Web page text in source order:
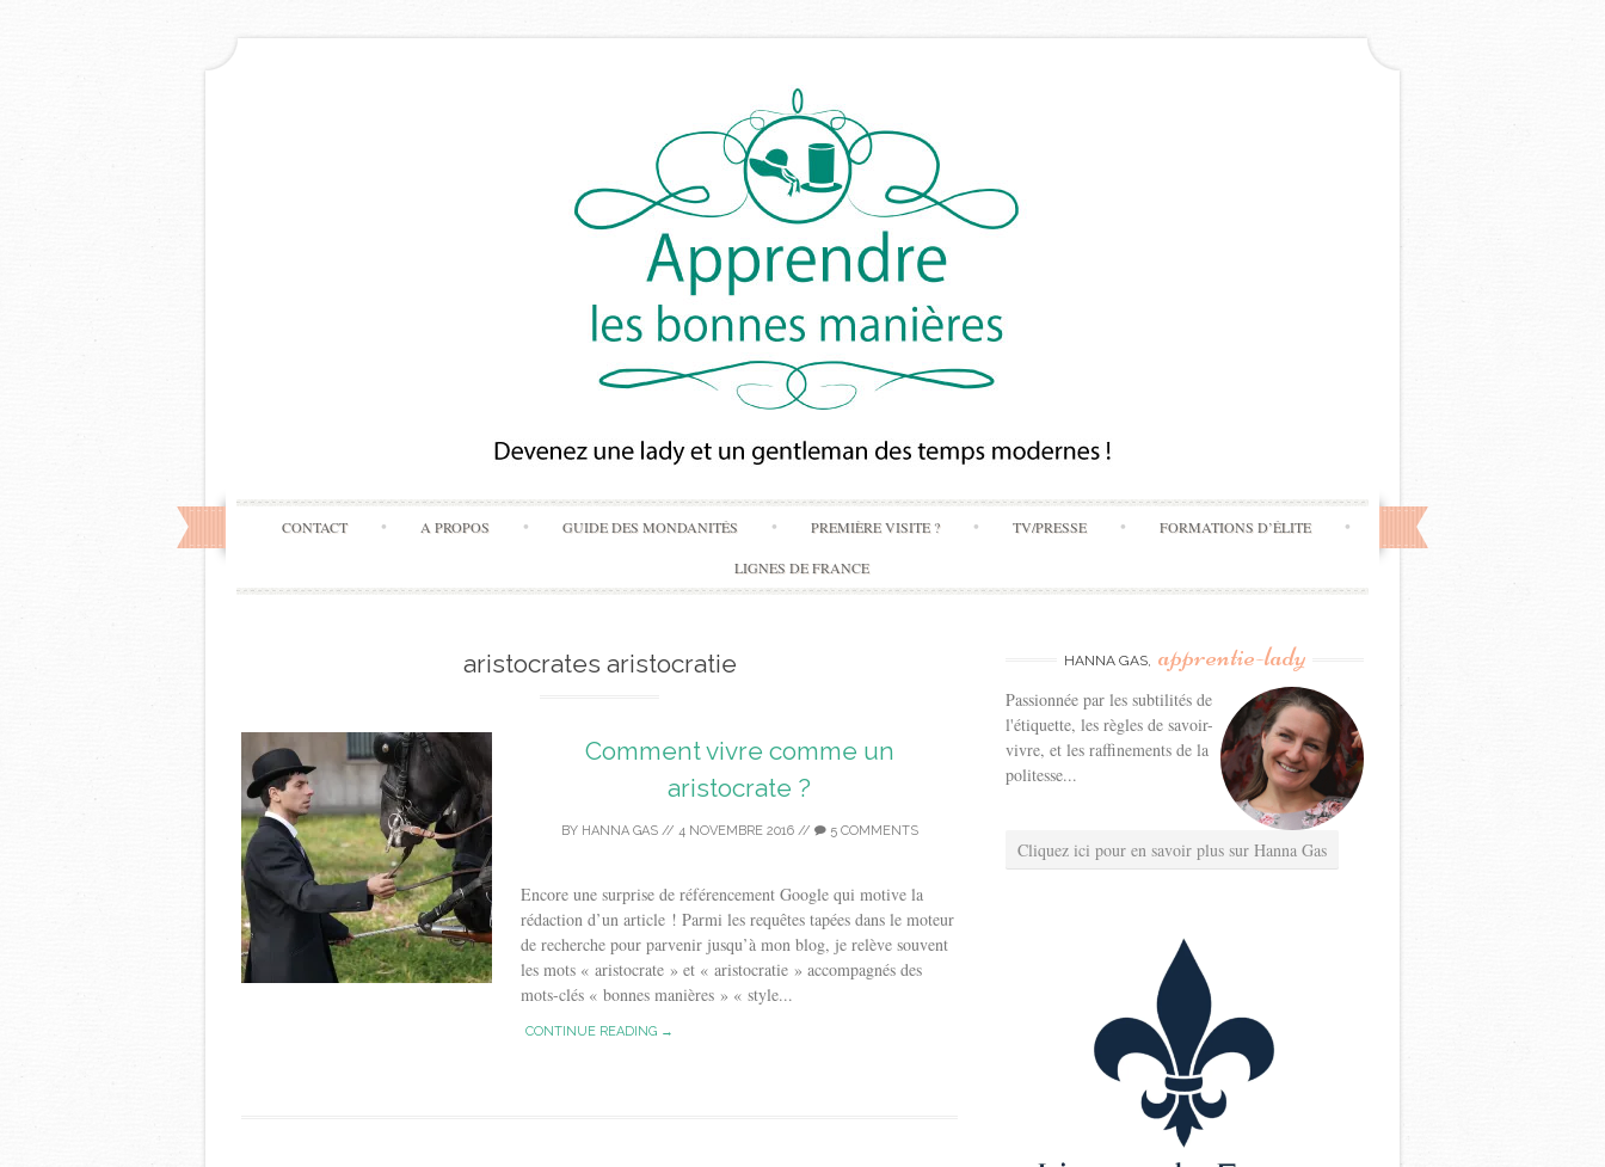
Skip
to
content
CONTACT A PROPOS GUIDE DES MONDANITÉS PREMIÈRE VISITE ? TV/PRESSE FORMATIONS D’ÉLITE
LIGNES DE FRANCE
aristocrates aristocratie
Comment vivre comme un
aristocrate ?
BY HANNA GAS// 4 NOVEMBRE 2016// 5 COMMENTS
Encore une surprise de référencement Google qui motive la
rédaction d’un article ! Parmi les requêtes tapées dans le moteur
de recherche pour parvenir jusqu’à mon blog, je relève souvent
les mots « aristocrate » et « aristocratie » accompagnés des
mots-clés « bonnes manières » « style...
CONTINUE READING →
HANNA GAS, apprentie-lady
Passionnée par les subtilités de
l'étiquette, les règles de savoir-
vivre, et les raffinements de la
politesse...
Cliquez ici pour en savoir plus sur Hanna Gas